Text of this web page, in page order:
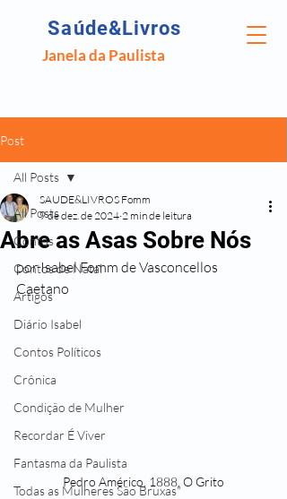
Saúde&Livros
Janela da Paulista
Post
All Posts
Contos
Contos de Natal
Artigos
Diário Isabel
Contos Políticos
Crônica
Condição de Mulher
Recordar É Viver
Fantasma da Paulista
Todas as Mulheres São Bruxas"
All Posts
Abre as Asas Sobre Nós
SAUDE&LIVROS Fomm
9 de dez. de 2024 2 min de leitura
por Isabel Fomm de Vasconcellos
Caetano
Pedro Américo, 1888, O Grito